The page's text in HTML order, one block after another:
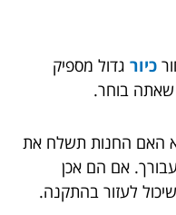
כיור גדול מספיק
בוחר.
האם החנות תשלח את
אם הם אכן
לעזור בהתקנה.